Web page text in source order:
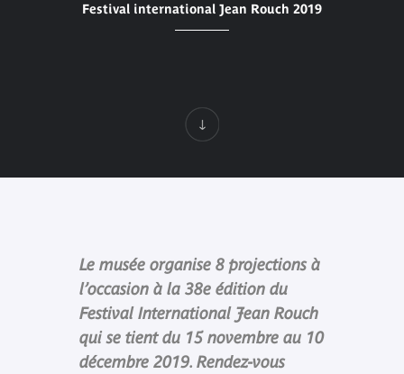
Festival international Jean Rouch 2019
Le musée organise 8 projections à
l’occasion à la 38e édition du
Festival International Jean Rouch
qui se tient du 15 novembre au 10
décembre 2019. Rendez-vous